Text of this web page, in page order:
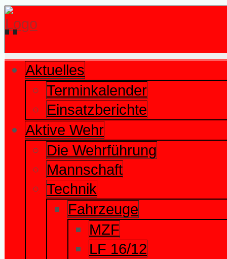
Aktuelles
Terminkalender
Einsatzberichte
Aktive Wehr
Die Wehrführung
Mannschaft
Technik
Fahrzeuge
MZF
LF 16/12